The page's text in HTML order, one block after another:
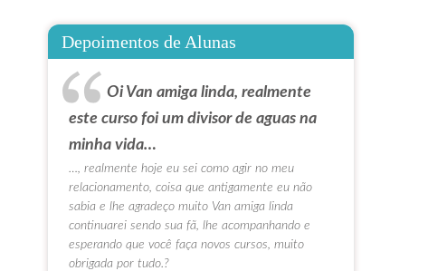
Depoimentos de Alunas
Oi Van amiga linda, realmente
este curso foi um divisor de aguas na
minha vida…
…, realmente hoje eu sei como agir no meu
relacionamento, coisa que antigamente eu não
sabia e lhe agradeço muito Van amiga linda
continuarei sendo sua fã, lhe acompanhando e
esperando que você faça novos cursos, muito
obrigada por tudo.?